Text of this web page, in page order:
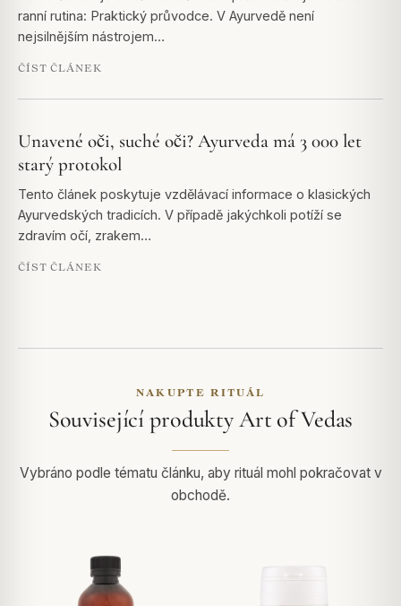
ranní rutina: Praktický průvodce. V Ayurvedě není
nejsilnějším nástrojem…
ČÍST ČLÁNEK
Unavené oči, suché oči? Ayurveda má 3 000 let
starý protokol
Tento článek poskytuje vzdělávací informace o klasických
Ayurvedských tradicích. V případě jakýchkoli potíží se
zdravím očí, zrakem…
ČÍST ČLÁNEK
NAKUPTE RITUÁL
Související produkty Art of Vedas
Vybráno podle tématu článku, aby rituál mohl pokračovat v
obchodě.